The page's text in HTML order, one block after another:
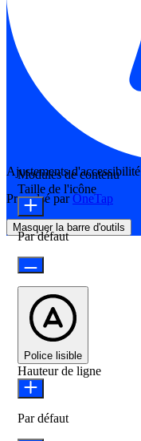
Ajustements d'accessibilité
Propulsé parOneTap
Masquer la barre d'outils
Modules de contenu
Taille de l'icône
Par défaut
Police lisible
Hauteur de ligne
Par défaut